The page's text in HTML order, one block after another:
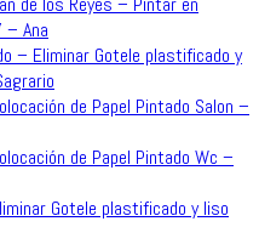
– Ana
– Eliminar Gotele plastificado y
de Papel Pintado Salon –
de Papel Pintado Wc –
Gotele plastificado y liso